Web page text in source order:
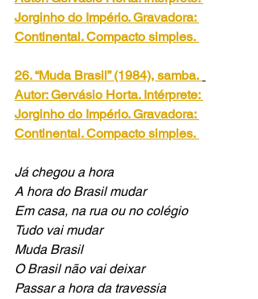
Jorginho do Império. Gravadora:
Continental. Compacto simples.
26. “Muda Brasil” (1984), samba.
Autor: Gervásio Horta. Intérprete:
Jorginho do Império. Gravadora:
Continental. Compacto simples.
Já chegou a hora
A hora do Brasil mudar
Em casa, na rua ou no colégio
Tudo vai mudar
Muda Brasil
O Brasil não vai deixar
Passar a hora da travessia